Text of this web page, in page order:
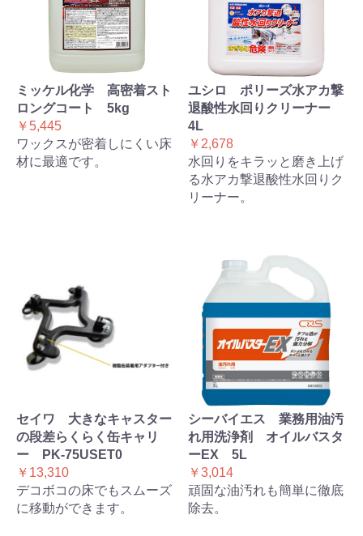
ミッケル化学 高密着スト
ロングコート 5kg
￥5,445
ワックスが密着しにくい床
材に最適です。
ユシロ ポリーズ水アカ撃
退酸性水回りクリーナー
4L
￥2,678
水回りをキラッと磨き上げ
る水アカ撃退酸性水回りク
リーナー。
セイワ 大きなキャスター
の段差らくらく缶キャリ
ー PK-75USET0
￥13,310
デコボコの床でもスムーズ
に移動ができます。
シーバイエス 業務用油汚
れ用洗浄剤 オイルバスタ
ーEX 5L
￥3,014
頑固な油汚れも簡単に徹底
除去。